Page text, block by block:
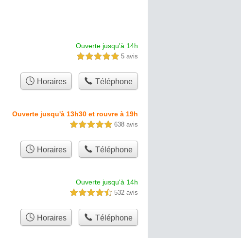
Ouverte jusqu'à 14h
5,0 étoiles sur 5 5 avis
Horaires Téléphone
Ouverte jusqu'à 13h30 et rouvre à 19h
5,0 étoiles sur 5 638 avis
Horaires Téléphone
Ouverte jusqu'à 14h
4,5 étoiles sur 5 532 avis
Horaires Téléphone